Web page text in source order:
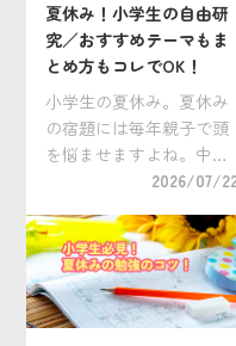
夏休み！小学生の自由研
究／おすすめテーマもま
とめ方もコレでOK！
小学生の夏休み。夏休み
の宿題には毎年親子で頭
を悩ませますよね。中で
も大変手を焼くのが自由
か。 「小学生の自由研究
は何をすればいいの？」
「どうすれば上手にまと
められるの？」 「自分だ
2026/07/